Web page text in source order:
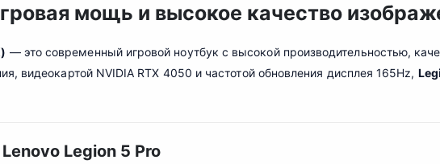
мощь и высокое качество
— это современный игровой ноутбук с высокой производительностью,
видеокартой NVIDIA RTX 4050 и частотой обновления дисплея 165Hz,
Legion 5 Pro